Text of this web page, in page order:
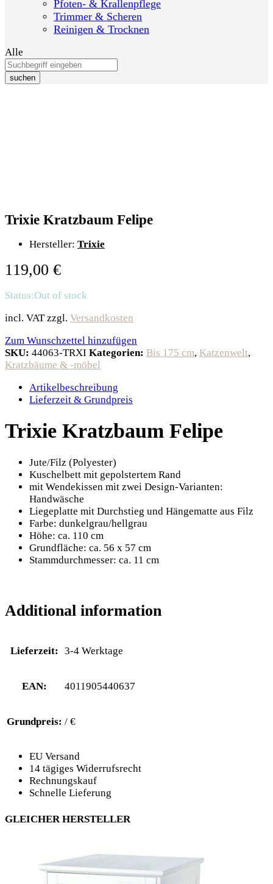
Pfoten- & Krallenpflege
Trimmer & Scheren
Reinigen & Trocknen
Alle
suchen
Trixie Kratzbaum Felipe
Hersteller: Trixie
119,00 €
Status:Out of stock
incl. VAT zzgl. Versandkosten
Zum Wunschzettel hinzufügen
SKU: 44063-TRXI Kategorien: Bis 175 cm, Katzenwelt,
Kratzbäume & -möbel
Artikelbeschreibung
Lieferzeit & Grundpreis
Trixie Kratzbaum Felipe
Jute/Filz (Polyester)
Kuschelbett mit gepolstertem Rand
mit Wendekissen mit zwei Design-Varianten:
Handwäsche
Liegeplatte mit Durchstieg und Hängematte aus Filz
Farbe: dunkelgrau/hellgrau
Höhe: ca. 110 cm
Grundfläche: ca. 56 x 57 cm
Stammdurchmesser: ca. 11 cm
Additional information
Lieferzeit: 3-4 Werktage
EAN: 4011905440637
Grundpreis: / €
EU Versand
14 tägiges Widerrufsrecht
Rechnungskauf
Schnelle Lieferung
GLEICHER HERSTELLER